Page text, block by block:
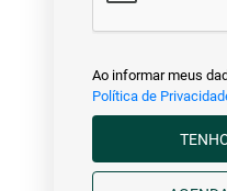
Ao informar meus
Política de